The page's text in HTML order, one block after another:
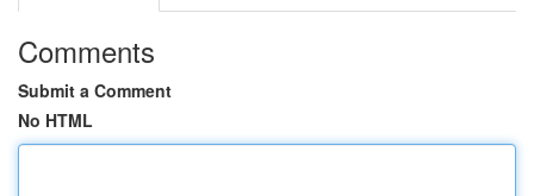
Comments
Submit a Comment
No HTML